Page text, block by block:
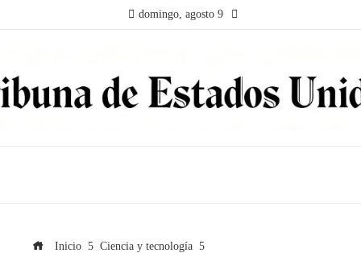
domingo, agosto 9
Inicio
Ciencia y tecnología